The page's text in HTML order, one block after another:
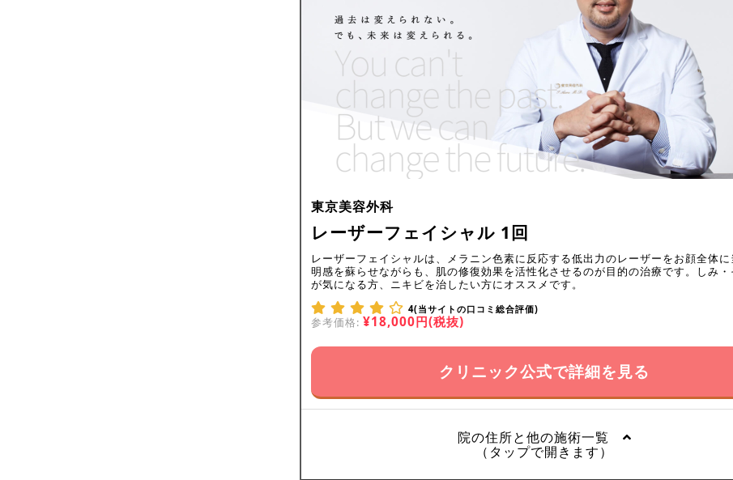
東京美容外科
レーザーフェイシャル 1回
レーザーフェイシャルは、メラニン色素に反応する低出力のレーザーをお顔全体に
明感を蘇らせながらも、肌の修復効果を活性化させるのが目的の治療です。しみ・
が気になる方、ニキビを治したい方にオススメです。
4(当サイトの口コミ総合評価)
参考価格: ¥18,000円(税抜)
クリニック公式で詳細を見る
院の住所と他の施術一覧
（タップで開きます）